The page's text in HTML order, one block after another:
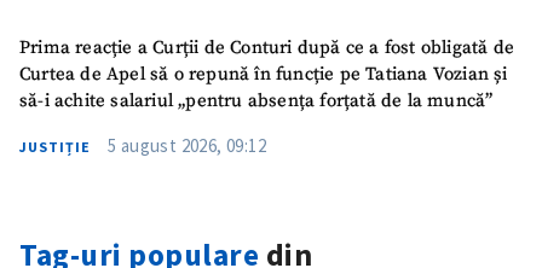
Prima reacție a Curții de Conturi după ce a fost obligată de
Curtea de Apel să o repună în funcție pe Tatiana Vozian și
să-i achite salariul „pentru absența forțată de la muncă”
JUSTIȚIE 5 august 2026, 09:12
Tag-uri populare din
Link media
+ Link media